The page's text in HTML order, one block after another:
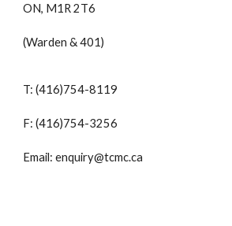
ON, M1R 2T6
(Warden & 401)
T: (416)754-8119
F: (416)754-3256
Email: enquiry@tcmc.ca